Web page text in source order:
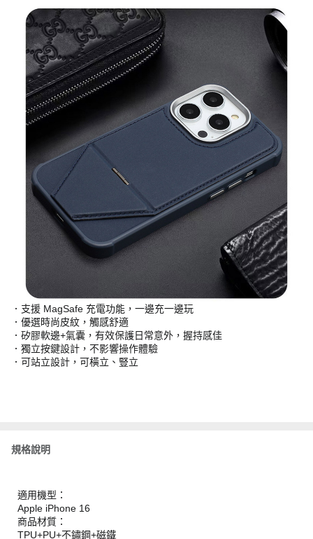
．支援 MagSafe 充電功能，一邊充一邊玩
．優選時尚皮紋，觸感舒適
．矽膠軟邊+氣囊，有效保護日常意外，握持感佳
．獨立按鍵設計，不影響操作體驗
．可站立設計，可橫立、豎立
規格說明
適用機型：
Apple iPhone 16
商品材質：
TPU+PU+不鏽鋼+磁鐵